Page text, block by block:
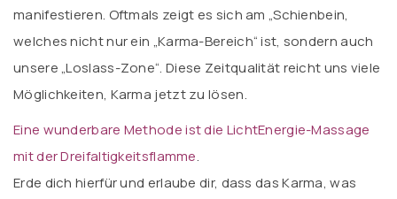
manifestieren. Oftmals zeigt es sich am „Schienbein,
welches nicht nur ein „Karma-Bereich“ ist, sondern auch
unsere „Loslass-Zone“. Diese Zeitqualität reicht uns viele
Möglichkeiten, Karma jetzt zu lösen.
Eine wunderbare Methode ist die LichtEnergie-Massage
mit der Dreifaltigkeitsflamme.
Erde dich hierfür und erlaube dir, dass das Karma, was